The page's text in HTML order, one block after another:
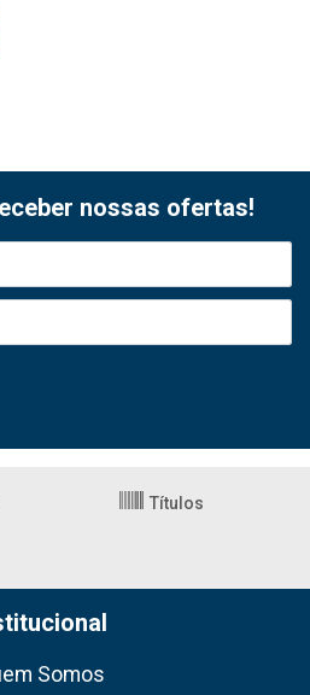
nossas ofertas!
Títulos
Somos